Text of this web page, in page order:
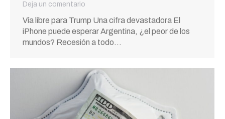
Deja un comentario
Vía libre para Trump Una cifra devastadora El
iPhone puede esperar Argentina, ¿el peor de los
mundos? Recesión a todo…